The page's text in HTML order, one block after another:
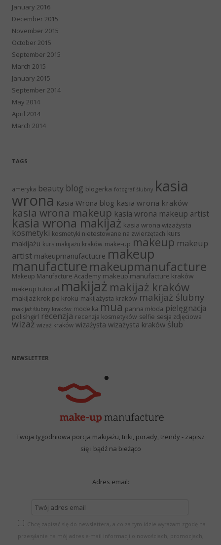
January 2016
December 2015
November 2015
October 2015
September 2015
March 2015
January 2015
September 2014
May 2014
April 2014
March 2014
TAGS
ameryka beauty blog blogerka fotograf ślubny kasia
wrona Kasia Wrona blog kasia wrona kraków
kasia wrona makeup kasia wrona makeup artist
kasia wrona makijaż kasia wrona wizażysta
kosmetyki kosmetyki nietestowane na zwierzętach kurs
makijażu kurs makijażu kraków make-up makeup makeup
artist makeupmanufactucre makeup
manufacture makeupmanufacture
Makeup Manufacture Academy makeup manufacture kraków
makeup tutorial makijaż makijaż kraków
makijaż krok po kroku makijażysta kraków makijaż ślubny
makijaż ślubny kraków modelka mua panna młoda pielęgnacja
polishgirl recenzja recenzja kosmetyków selfie sesja zdjęciowa
wizaż wizaż kraków wizażysta wizażysta kraków ślub
NEWSLETTER
Twoja tygodniowa porcja makijażu, triki, porady, trendy - zapisz
się i bądź na bieżąco
Adres email:
Chcę zapisać się do newslettera, a co za tym idzie wyrażam zgodę na
przesyłanie na mój adres e-mail informacji o nowościach, promocjach,